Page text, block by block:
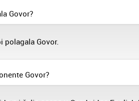
Govor?
polagala Govor.
Govor?